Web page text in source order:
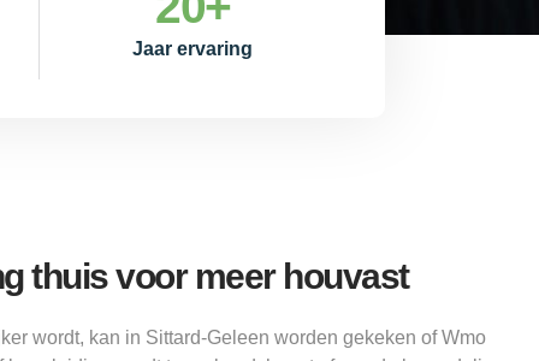
Jaar ervaring
thuis voor meer houvast
wordt, kan in Sittard-Geleen worden gekeken of Wmo